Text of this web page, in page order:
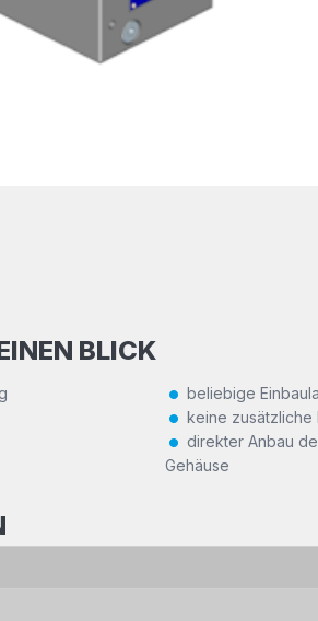
BLICK
beliebige
keine
direkter Anbau
Gehäuse